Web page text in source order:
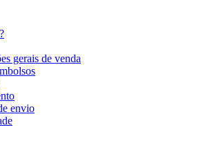
gerais de venda
envio